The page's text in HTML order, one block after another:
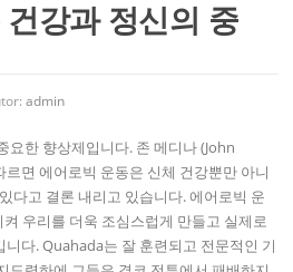
강과 정신의 중
admin
요한 향상제입니다. 존 메디나 (John
면 에어로빅 운동은 신체 건강뿐만 아니
다고 결론 내리고 있습니다. 에어로빅 운
우리를 더욱 조심스럽게 만들고 실제로
다. Quahada는 잘 훈련되고 전문적인 기